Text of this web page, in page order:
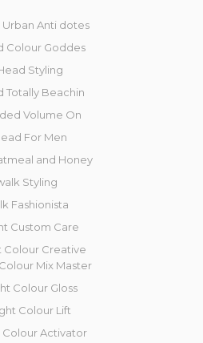
Anti dotes
Colour Goddes
Styling
Totally Beachin
Volume On
For Men
and Honey
Styling
Fashionista
Custom Care
Colour Creative
Mix Master
Сolour Gloss
Сolour Lift
Activator